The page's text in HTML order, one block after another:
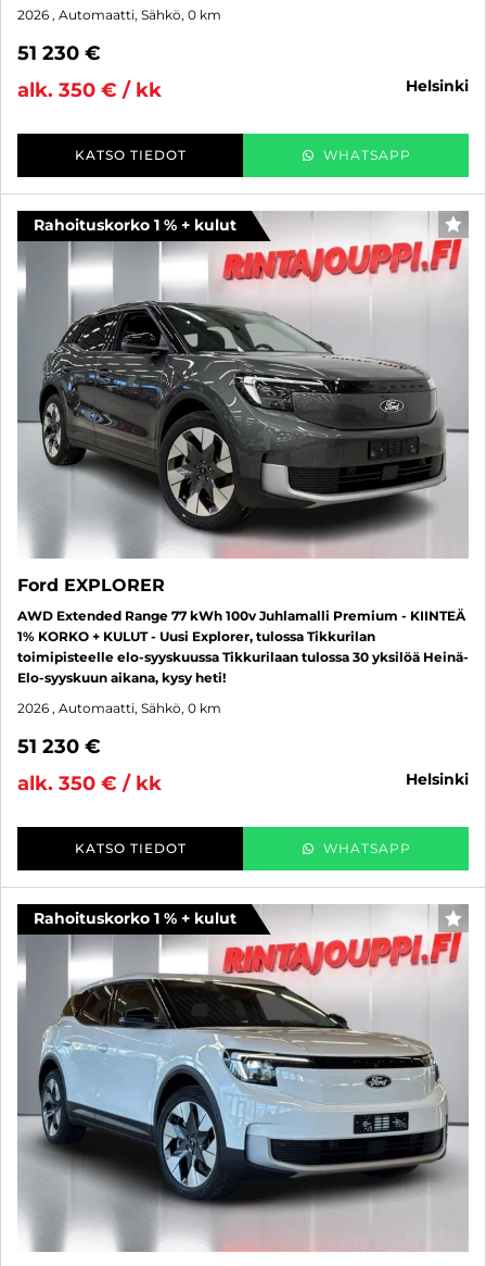
2026 , Automaatti, Sähkö, 0 km
51 230 €
alk. 350 € / kk
helsinki
KATSO TIEDOT WHATSAPP
Rahoituskorko 1 % + kulut
Ford EXPLORER
AWD Extended Range 77 kWh 100v Juhlamalli Premium - KIINTEÄ
1% KORKO + KULUT - Uusi Explorer, tulossa Tikkurilan
toimipisteelle elo-syyskuussa Tikkurilaan tulossa 30 yksilöä Heinä-
Elo-syyskuun aikana, kysy heti!
2026 , Automaatti, Sähkö, 0 km
51 230 €
alk. 350 € / kk
helsinki
KATSO TIEDOT WHATSAPP
Rahoituskorko 1 % + kulut